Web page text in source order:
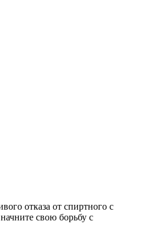
отказа от спиртного с
свою борьбу с